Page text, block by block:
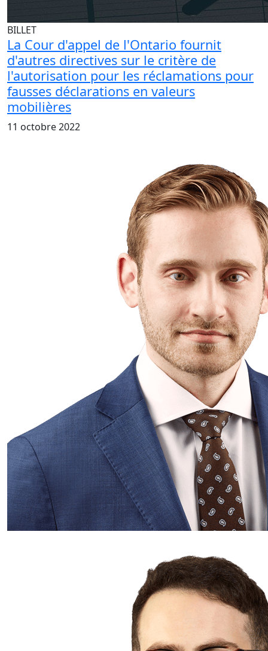
BILLET
La Cour d'appel de l'Ontario fournit
d'autres directives sur le critère de
l'autorisation pour les réclamations pour
fausses déclarations en valeurs
mobilières
11 octobre 2022